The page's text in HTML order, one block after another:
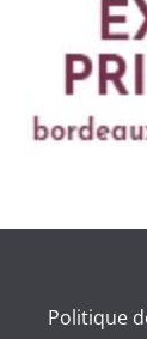
Politique